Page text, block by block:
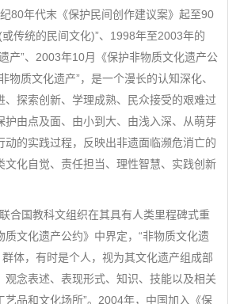
80年代末《保护民间创作建议案》起至90
传统的民间文化)”、1998年至2003年的
产”、2003年10月《保护非物质文化遗产公
物质文化遗产”，是一个漫长的认知深化、
、探索创新、学理成熟、民众接受的艰难过
护由点及面、由小到大、由浅入深、从萌芽
动的实践过程，反映出非遗面临濒危消亡的
文化自觉、责任担当、理性智慧、实践创新
国教科文组织在其具有人类里程碑式重
质文化遗产公约》中界定，“非物质文化遗
群体，有时是个人，视为其文化遗产组成部
观念表述、表现形式、知识、技能以及相关
艺品和文化场所”。2004年，中国加入《保